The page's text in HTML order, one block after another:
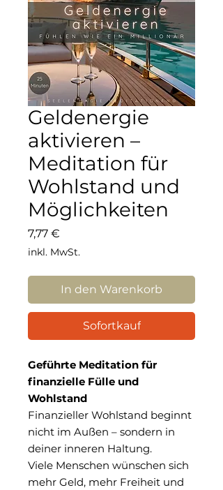
Geldenergie
aktivieren –
Meditation für
Wohlstand und
Möglichkeiten
7,77 €
inkl. MwSt.
In den Warenkorb
Sofortkauf
Geführte Meditation für
finanzielle Fülle und
Wohlstand
Finanzieller Wohlstand beginnt
nicht im Außen – sondern in
deiner inneren Haltung.
Viele Menschen wünschen sich
mehr Geld, mehr Freiheit und